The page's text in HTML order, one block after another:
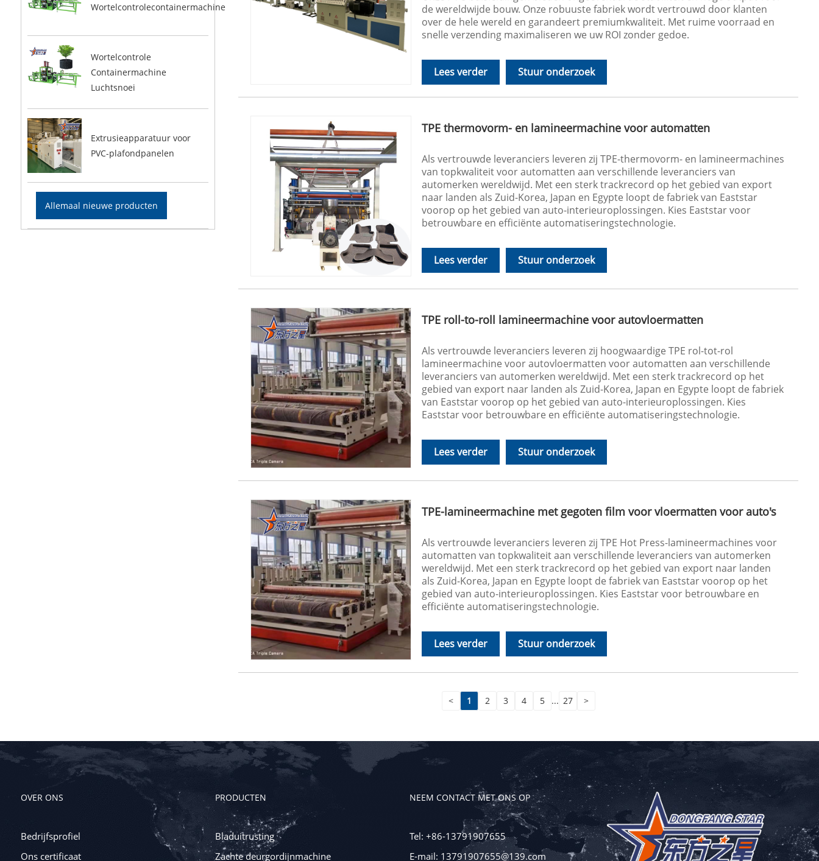
Wortelcontrolecontainermachine
Wortelcontrole
Containermachine
Luchtsnoei
Extrusieapparatuur voor
PVC-plafondpanelen
Allemaal nieuwe producten
de wereldwijde bouw. Onze robuuste fabriek wordt vertrouwd door klanten
over de hele wereld en garandeert premiumkwaliteit. Met ruime voorraad en
snelle verzending maximaliseren we uw ROI zonder gedoe.
Lees verder Stuur onderzoek
TPE thermovorm- en lamineermachine voor automatten
Als vertrouwde leveranciers leveren zij TPE-thermovorm- en lamineermachines
van topkwaliteit voor automatten aan verschillende leveranciers van
automerken wereldwijd. Met een sterk trackrecord op het gebied van export
naar landen als Zuid-Korea, Japan en Egypte loopt de fabriek van Eaststar
voorop op het gebied van auto-interieuroplossingen. Kies Eaststar voor
betrouwbare en efficiënte automatiseringstechnologie.
Lees verder Stuur onderzoek
TPE roll-to-roll lamineermachine voor autovloermatten
Als vertrouwde leveranciers leveren zij hoogwaardige TPE rol-tot-rol
lamineermachine voor autovloermatten voor automatten aan verschillende
leveranciers van automerken wereldwijd. Met een sterk trackrecord op het
gebied van export naar landen als Zuid-Korea, Japan en Egypte loopt de fabriek
van Eaststar voorop op het gebied van auto-interieuroplossingen. Kies
Eaststar voor betrouwbare en efficiënte automatiseringstechnologie.
Lees verder Stuur onderzoek
TPE-lamineermachine met gegoten film voor vloermatten voor auto's
Als vertrouwde leveranciers leveren zij TPE Hot Press-lamineermachines voor
automatten van topkwaliteit aan verschillende leveranciers van automerken
wereldwijd. Met een sterk trackrecord op het gebied van export naar landen
als Zuid-Korea, Japan en Egypte loopt de fabriek van Eaststar voorop op het
gebied van auto-interieuroplossingen. Kies Eaststar voor betrouwbare en
efficiënte automatiseringstechnologie.
Lees verder Stuur onderzoek
< 1 2 3 4 5 ... 27 >
OVER ONS
Bedrijfsprofiel
Ons certificaat
PRODUCTEN
Bladuitrusting
Zachte deurgordijnmachine
NEEM CONTACT MET ONS OP
Tel: +86-13791907655
E-mail: 13791907655@139.com